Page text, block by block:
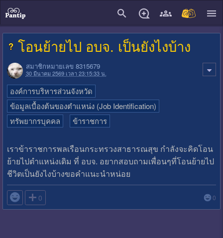
โอนย้ายไป อบจ. เป็นยังไงบ้าง
สมาชิกหมายเลข 8315679
30 มีนาคม 2569 เวลา 23:15:33 น.
องค์การบริหารส่วนจังหวัด
ข้อมูลเบื้องต้นของตำแหน่ง (Job Identification)
ทรัพยากรบุคคล
ข้าราชการ
เราข้าราชการพลเรือนกระทรวงสาธารณสุข กำลังจะคิดโอน
ย้ายไปตำแหน่งเดิม ที่ อบจ. อยากสอบถามเพื่อนๆที่โอนย้ายไป
ชีวิตเป็นยังไงบ้างขอคำแนะนำหน่อย
 0 0
close